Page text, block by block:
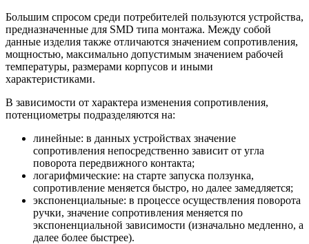
Большим спросом среди потребителей пользуются устройства,
предназначенные для SMD типа монтажа. Между собой
данные изделия также отличаются значением сопротивления,
мощностью, максимально допустимым значением рабочей
температуры, размерами корпусов и иными
характеристиками.
В зависимости от характера изменения сопротивления,
потенциометры подразделяются на:
линейные: в данных устройствах значение
сопротивления непосредственно зависит от угла
поворота передвижного контакта;
логарифмические: на старте запуска ползунка,
сопротивление меняется быстро, но далее замедляется;
экспоненциальные: в процессе осуществления поворота
ручки, значение сопротивления меняется по
экспоненциальной зависимости (изначально медленно, а
далее более быстрее).